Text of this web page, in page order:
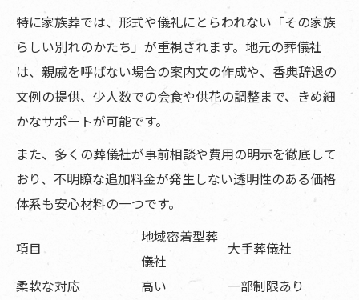
四十九日法要と香典返しのマナー
まとめ
よくある質問
新小平駅周辺について
新小平駅周辺で宗教法人 法善寺が選ばれる理
由
家族葬の基礎知識
寺院概要
関連エリア
特に家族葬では、形式や儀礼にとらわれない「その家族
らしい別れのかたち」が重視されます。地元の葬儀社
は、親戚を呼ばない場合の案内文の作成や、香典辞退の
文例の提供、少人数での会食や供花の調整まで、きめ細
かなサポートが可能です。
また、多くの葬儀社が事前相談や費用の明示を徹底して
おり、不明瞭な追加料金が発生しない透明性のある価格
体系も安心材料の一つです。
項目
地域密着型葬
儀社
大手葬儀社
柔軟な対応
高い
一部制限あり